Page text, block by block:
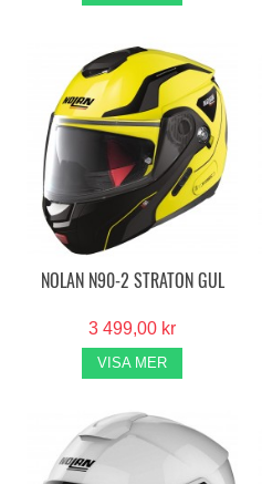
NOLAN N90-2 STRATON GUL
3 499,00 kr
VISA MER